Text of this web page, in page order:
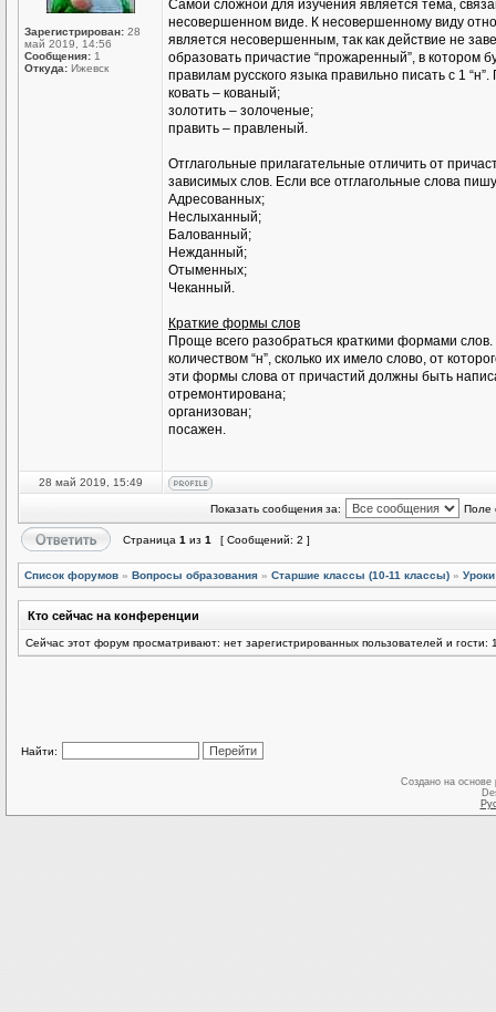
Зарегистрирован: 28
май 2019, 14:56
Сообщения: 1
Откуда: Ижевск
Самой сложной для изучения является тема,
несовершенном виде. К несовершенному виду
является несовершенным, так как действие не
образовать причастие “прожаренный”, в котором
правилам русского языка правильно писать с 1
ковать – кованый;
золотить – золоченые;
править – правленый.
Отглагольные прилагательные отличить от
зависимых слов. Если все отглагольные слова
Адресованных;
Неслыханный;
Балованный;
Нежданный;
Отыменных;
Чеканный.
Краткие формы слов
Проще всего разобраться краткими формами
количеством “н”, сколько их имело слово, от
эти формы слова от причастий должны быть
отремонтирована;
организован;
посажен.
28 май 2019, 15:49
Показать сообщения за: Поле
Страница 1 из 1 [ Сообщений: 2 ]
Список форумов » Вопросы образования » Старшие классы (10-11 классы) »
Кто сейчас на конференции
Сейчас этот форум просматривают: нет зарегистрированных пользователей и гости:
Найти:
Создано на основе